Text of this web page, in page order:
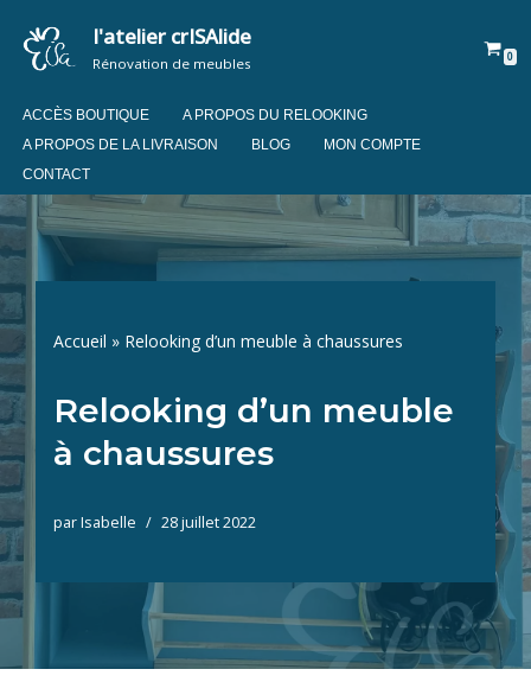
Aller
contenu
l'atelier crISAlide
Rénovation de meubles 0
ACCÈS BOUTIQUE
A PROPOS DU RELOOKING
A PROPOS DE LA LIVRAISON
BLOG
MON COMPTE
CONTACT
Accueil » Relooking d’un meuble à chaussures
Relooking d’un meuble
à chaussures
parIsabelle 28 juillet 2022